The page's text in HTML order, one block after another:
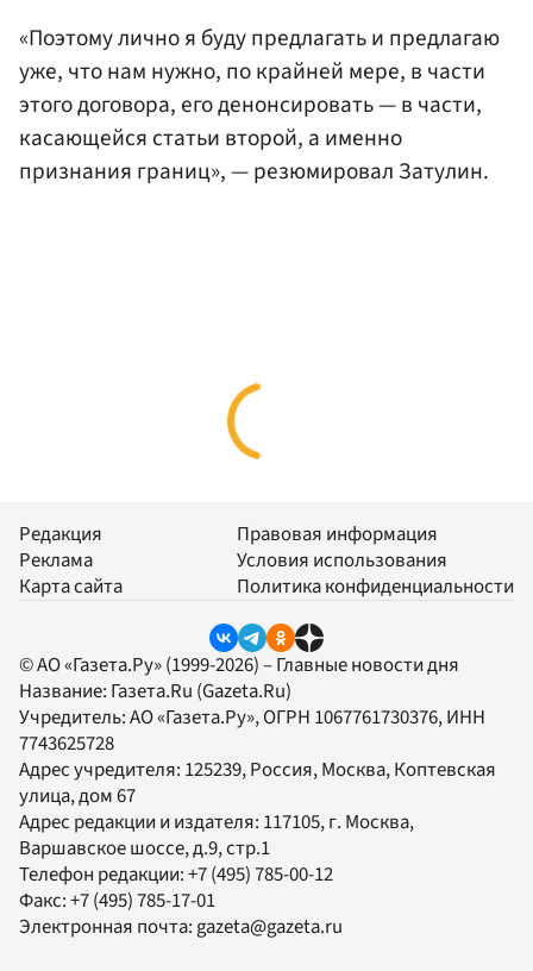
«Поэтому лично я буду предлагать и предлагаю
уже, что нам нужно, по крайней мере, в части
этого договора, его денонсировать — в части,
касающейся статьи второй, а именно
признания границ», — резюмировал Затулин.
Редакция
Реклама
Карта сайта
Правовая информация
Условия использования
Политика конфиденциальности
© АО «Газета.Ру» (1999-2026) – Главные новости дня
Название: Газета.Ru (Gazeta.Ru)
Учредитель:АО «Газета.Ру», ОГРН 1067761730376, ИНН
7743625728
Адрес учредителя: 125239, Россия, Москва, Коптевская
улица, дом 67
Адрес редакции и издателя: 117105, г. Москва,
Варшавское шоссе, д.9, стр.1
Телефон редакции:+7 (495) 785-00-12
Факс:+7 (495) 785-17-01
Электронная почта:gazeta@gazeta.ru